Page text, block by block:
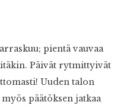
pientä vauvaa
Päivät rytmittyivät
Uuden talon
päätöksen jatkaa